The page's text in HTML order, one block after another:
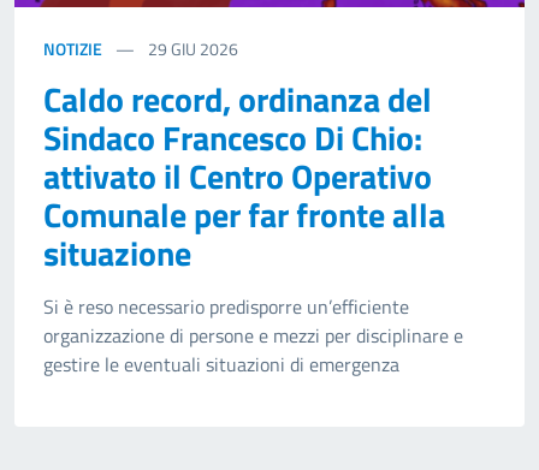
NOTIZIE 29GIU 2026
Caldo record, ordinanza del
Sindaco Francesco Di Chio:
attivato il Centro Operativo
Comunale per far fronte alla
situazione
Si è reso necessario predisporre un’efficiente
organizzazione di persone e mezzi per disciplinare e
gestire le eventuali situazioni di emergenza